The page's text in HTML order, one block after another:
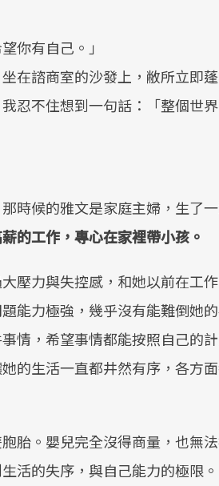
你有自己。」
在諮商室的沙發上，敝所立即
忍不住想到一句話：「整個世
時候的雅文是家庭主婦，生了
的工作，專心在家裡帶小孩。
壓力與失控感，和她以前在工
能力極強，幾乎沒有能難倒她
情，希望事情都能按照自己的
的生活一直都井然有序，各方
胎。嬰兒完全沒得商量，也無
活的失序，與自己能力的極限。